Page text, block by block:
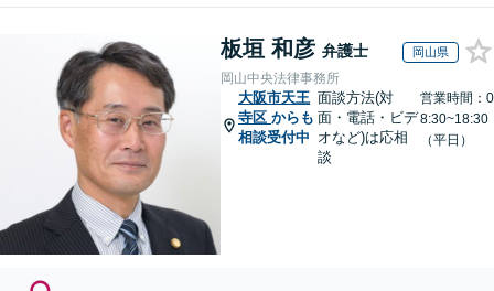
板垣 和彦 弁護士 岡山県
岡山中央法律事務所
大阪市天王
寺区 からも
相談受付中
面談方法(対
面・電話・ビデ
オなど)は応相
談
営業時間：0
8:30~18:30
（平日）